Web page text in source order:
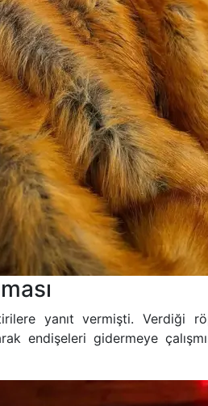
yanıt vermişti. Verdiği
endişeleri gidermeye